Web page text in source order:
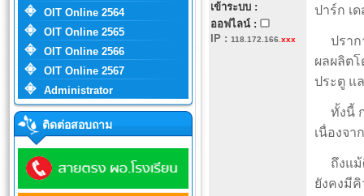
OIT Online 2564
OIT Online 2565
OIT Online 2566
OIT Online 2567
Administrator
ติดต่อสอบถาม
เข้าระบบ :
ออฟไลน์ :
IP : 118.172.166. xxx
ปาร์ก เ
ปรากา
ผลผลิตโ
ประตู แ
ทั้งนี้ ก
เนื่องจา
ถึงแม้ศึ
ยังคงมีคิ